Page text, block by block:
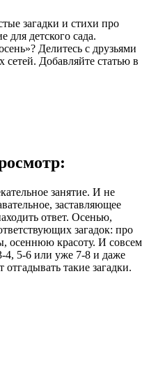
загадки и стихи про
для детского сада.
Делитесь с друзьями
Добавляйте статью в
занятие. И не
заставляющее
ответ. Осенью,
загадок: про
осеннюю красоту. И совсем
4, 5-6 или уже 7-8 и даже
такие загадки.